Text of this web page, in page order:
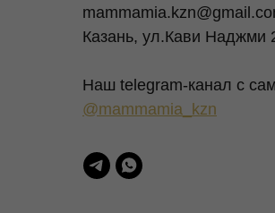
Казань, ул.Кави Наджми
Наш telegram-канал c
@mammamia_kzn